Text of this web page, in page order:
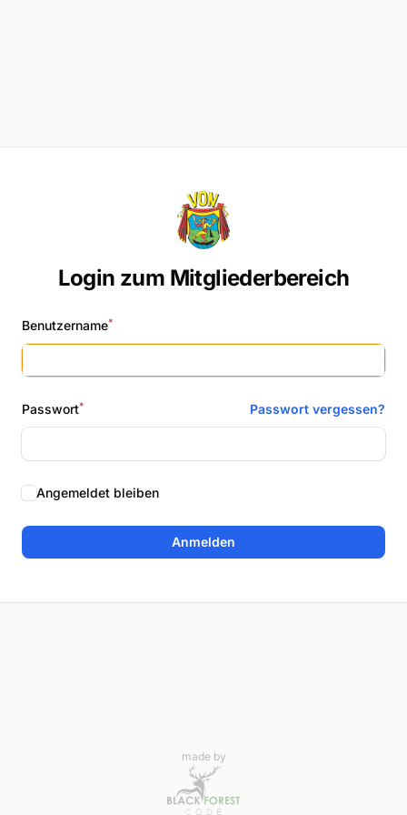
Login zum Mitgliederbereich
Benutzername*
Passwort* Passwort vergessen?
Angemeldet bleiben
Anmelden
made by